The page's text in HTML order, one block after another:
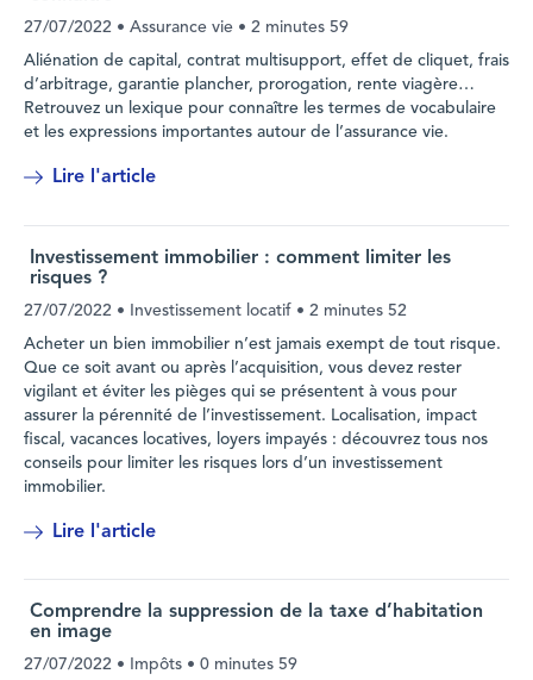
27/07/2022 • Assurance vie • 2 minutes 59
Aliénation de capital, contrat multisupport, effet de cliquet, frais
d’arbitrage, garantie plancher, prorogation, rente viagère…
Retrouvez un lexique pour connaître les termes de vocabulaire
et les expressions importantes autour de l’assurance vie.
Lire l'article
Investissement immobilier : comment limiter les
risques ?
27/07/2022 • Investissement locatif • 2 minutes 52
Acheter un bien immobilier n’est jamais exempt de tout risque.
Que ce soit avant ou après l’acquisition, vous devez rester
vigilant et éviter les pièges qui se présentent à vous pour
assurer la pérennité de l’investissement. Localisation, impact
fiscal, vacances locatives, loyers impayés : découvrez tous nos
conseils pour limiter les risques lors d’un investissement
immobilier.
Lire l'article
Comprendre la suppression de la taxe d’habitation
en image
27/07/2022 • Impôts • 0 minutes 59